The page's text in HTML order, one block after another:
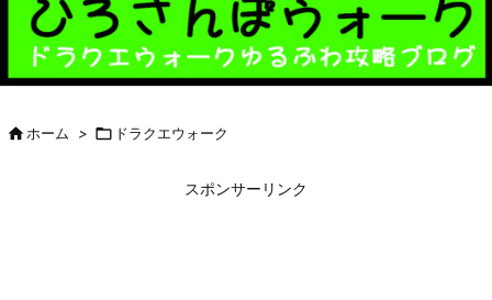
前へ

次へ
ホーム >  ドラクエウォーク
スポンサーリンク